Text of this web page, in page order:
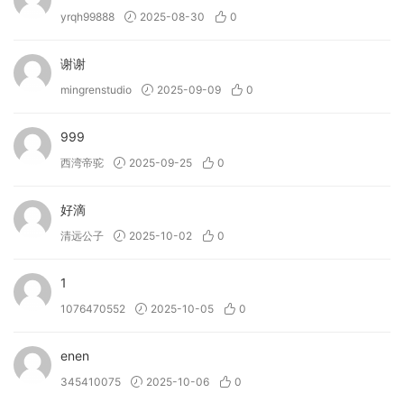
yrqh99888 2025-08-30 0
谢谢
mingrenstudio 2025-09-09 0
999
西湾帝驼 2025-09-25 0
好滴
清远公子 2025-10-02 0
1
1076470552 2025-10-05 0
enen
345410075 2025-10-06 0